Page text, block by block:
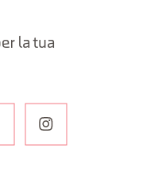
la tua